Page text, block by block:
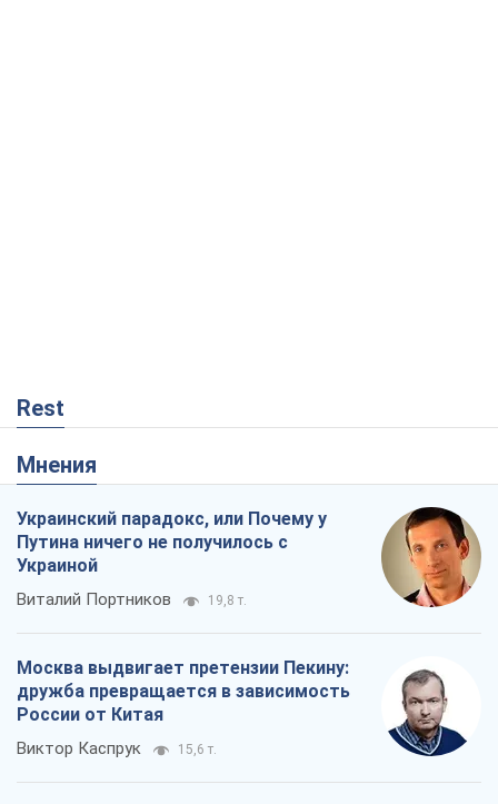
Rest
Мнения
Украинский парадокс, или Почему у
Путина ничего не получилось с
Украиной
Виталий Портников 19,8 т.
Москва выдвигает претензии Пекину:
дружба превращается в зависимость
России от Китая
Виктор Каспрук 15,6 т.